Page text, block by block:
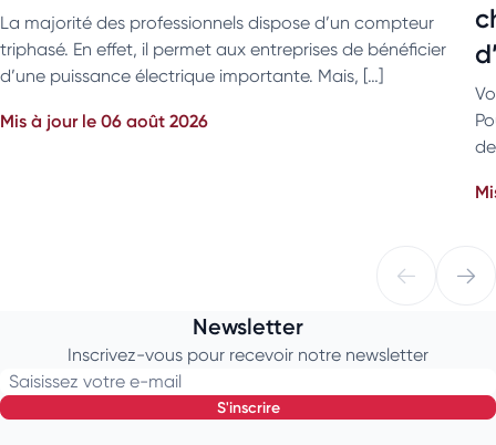
La majorité des professionnels dispose d’un compteur
triphasé. En effet, il permet aux entreprises de bénéficier
d’une puissance électrique importante. Mais, […]
Mis à jour le 06 août 2026
Newsletter
Inscrivez-vous pour recevoir notre newsletter
Saisissez votre e-mail
s'inscrire